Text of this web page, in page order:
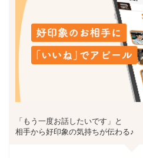
「もう一度お話したいです」と
相手から好印象の気持ちが伝わる♪